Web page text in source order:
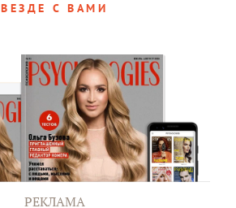
ВЕЗДЕ С ВАМИ
РЕКЛАМА